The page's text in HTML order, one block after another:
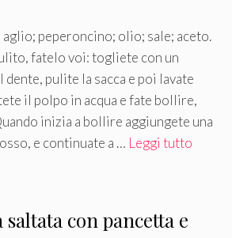
peperoncino; olio; sale; aceto.
fatelo voi: togliete con un
pulite la sacca e poi lavate
il polpo in acqua e fate bollire,
inizia a bollire aggiungete una
e continuate a … Leggi tutto
con pancetta e